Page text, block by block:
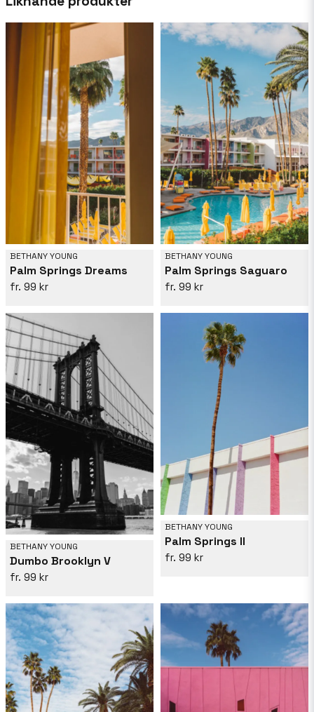
för livfulla färger och spännande kompositioner,
Bethany förvandlar vardagliga scener till
drömlika berättelser som transporterar tittare
till en annan tid och plats. Hennes konst väcker
inte bara en känsla av nostalgi utan också
inbjuder kontemplation, vilket gör hennes verk
till ett populärt val bland samlare och
konstentusiaster. Upptäck hennes fängslande
värld och föra en bit av tidlös charm till ditt
utrymme.
BETHANY YOUNG
Palm Springs Dreams
99 kr
BETHANY YOUNG
Palm Springs Saguaro
99 kr
BETHANY YOUNG
Dumbo Brooklyn V
99 kr
BETHANY YOUNG
Palm Springs II
99 kr